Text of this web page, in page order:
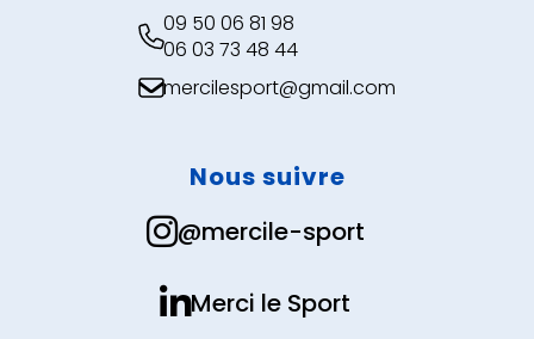
09 50 06 81 98
06 03 73 48 44
mercilesport@gmail.com
Nous suivre
@mercile-sport
Merci le Sport